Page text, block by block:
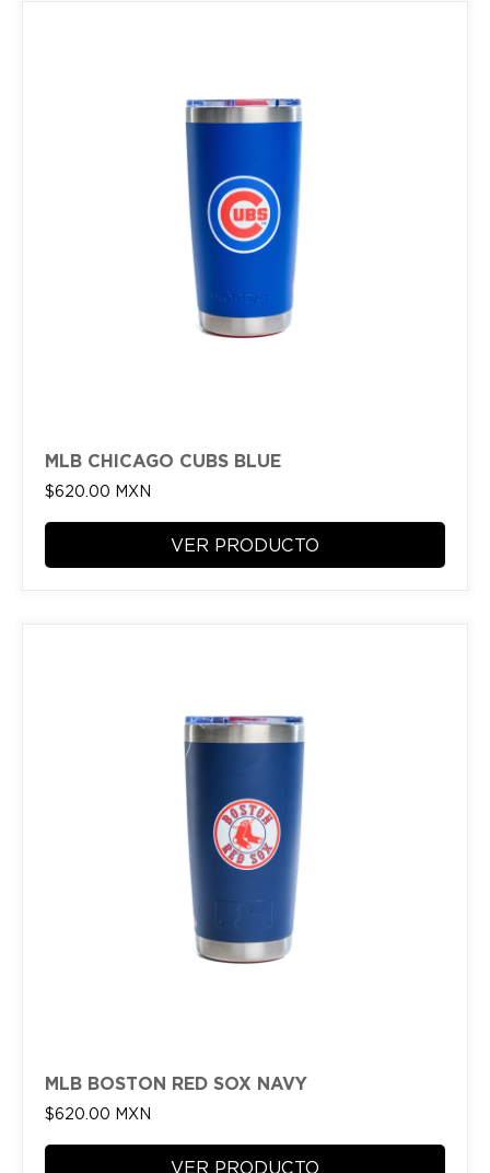
MLB CHICAGO CUBS BLUE
$620.00 MXN
VER PRODUCTO
MLB BOSTON RED SOX NAVY
$620.00 MXN
VER PRODUCTO